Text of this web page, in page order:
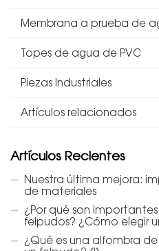
Membrana a prueba de
Topes de agua de PVC
Piezas Industriales
Artículos relacionados
Artículos Recientes
Nuestra última mejora:
de materiales
¿Por qué son
felpudos? ¿Cómo elegir
¿Qué es una alfombra